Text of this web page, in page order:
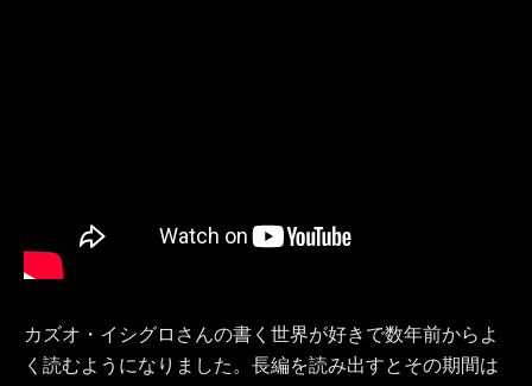
カズオ・イシグロさんの書く世界が好きで数年前からよ
く読むようになりました。長編を読み出すとその期間は